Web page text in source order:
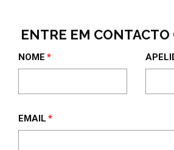
ENTRE EM
NOME
EMAIL